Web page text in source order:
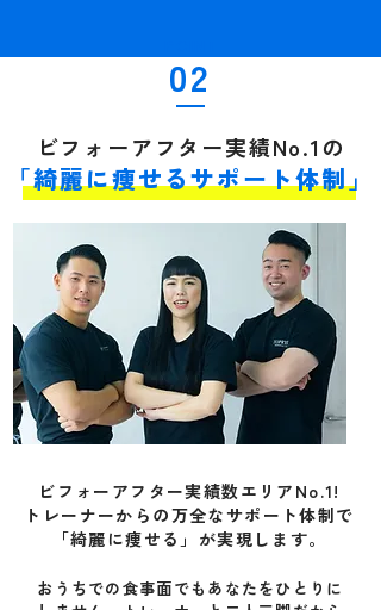
02
ビフォーアフター実績No.1の
「綺麗に痩せるサポート体制」
ビフォーアフター実績数エリアNo.1!
トレーナーからの万全なサポート体制で
「綺麗に痩せる」が実現します。
おうちでの食事面でもあなたをひとりに